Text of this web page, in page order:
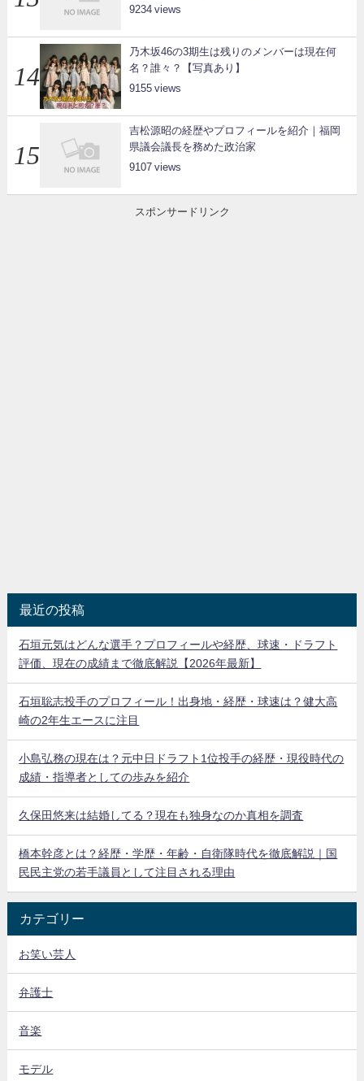
9234
乃木坂46の3期生は残りのメンバーは現在何
名？誰々？【写真あり】
9155
吉松源昭の経歴やプロフィールを紹介｜福岡
県議会議長を務めた政治家
9107
スポンサードリンク
最近の投稿
石垣元気はどんな選手？プロフィールや経歴、球速・ドラフト
評価、現在の成績まで徹底解説【2026年最新】
石垣聡志投手のプロフィール！出身地・経歴・球速は？健大高
崎の2年生エースに注目
小島弘務の現在は？元中日ドラフト1位投手の経歴・現役時代の
成績・指導者としての歩みを紹介
久保田悠来は結婚してる？現在も独身なのか真相を調査
橋本幹彦とは？経歴・学歴・年齢・自衛隊時代を徹底解説｜国
民民主党の若手議員として注目される理由
カテゴリー
お笑い芸人
弁護士
音楽
モデル